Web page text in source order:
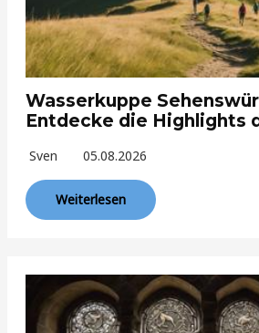
Wasserkuppe
Entdecke die Highlights
Sven 05.08.2026
Weiterlesen